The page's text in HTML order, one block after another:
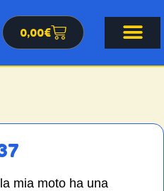
0,00€
mia moto ha una